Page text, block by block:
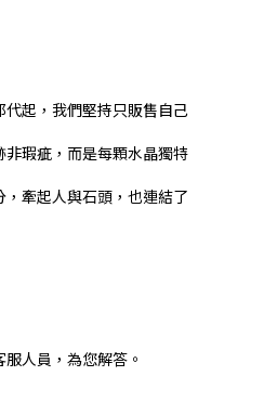
起，我們堅持只販售自己
瑕疵，而是每顆水晶獨特
牽起人與石頭，也連結了
人員，為您解答。